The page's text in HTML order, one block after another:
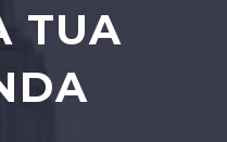
TUA